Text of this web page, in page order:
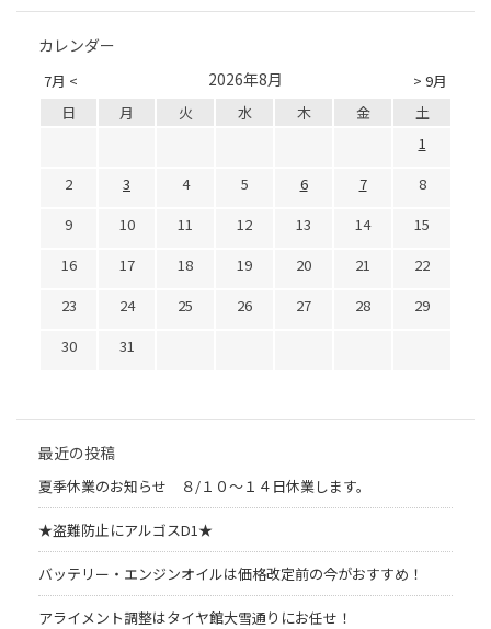
カレンダー
7月 < > 9月
2026年8月
日 月 火 水 木 金
土
1
2
3 4 5 6 7
8
9
10 11 12 13 14
15
16
17 18 19 20 21
22
23
24 25 26 27 28
29
30
31
最近の投稿
夏季休業のお知らせ ８/１０～１４日休業します。
★盗難防止にアルゴスD1★
バッテリー・エンジンオイルは価格改定前の今がおすすめ！
アライメント調整はタイヤ館大雪通りにお任せ！